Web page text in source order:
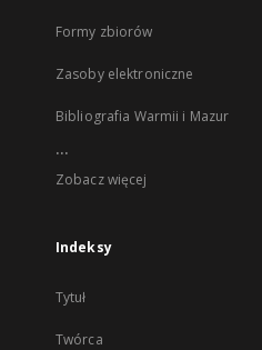
Formy zbiorów
Zasoby elektroniczne
Bibliografia Warmii i Mazur
...
Zobacz więcej
Indeksy
Tytuł
Twórca